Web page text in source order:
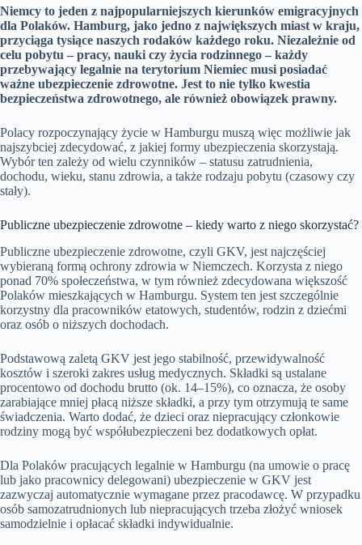
Niemcy to jeden z najpopularniejszych kierunków emigracyjnych
dla Polaków. Hamburg, jako jedno z największych miast w kraju,
przyciąga tysiące naszych rodaków każdego roku. Niezależnie od
celu pobytu – pracy, nauki czy życia rodzinnego – każdy
przebywający legalnie na terytorium Niemiec musi posiadać
ważne ubezpieczenie zdrowotne. Jest to nie tylko kwestia
bezpieczeństwa zdrowotnego, ale również obowiązek prawny.
Polacy rozpoczynający życie w Hamburgu muszą więc możliwie jak
najszybciej zdecydować, z jakiej formy ubezpieczenia skorzystają.
Wybór ten zależy od wielu czynników – statusu zatrudnienia,
dochodu, wieku, stanu zdrowia, a także rodzaju pobytu (czasowy czy
stały).
Publiczne ubezpieczenie zdrowotne – kiedy warto z niego skorzystać?
Publiczne ubezpieczenie zdrowotne, czyli GKV, jest najczęściej
wybieraną formą ochrony zdrowia w Niemczech. Korzysta z niego
ponad 70% społeczeństwa, w tym również zdecydowana większość
Polaków mieszkających w Hamburgu. System ten jest szczególnie
korzystny dla pracowników etatowych, studentów, rodzin z dziećmi
oraz osób o niższych dochodach.
Podstawową zaletą GKV jest jego stabilność, przewidywalność
kosztów i szeroki zakres usług medycznych. Składki są ustalane
procentowo od dochodu brutto (ok. 14–15%), co oznacza, że osoby
zarabiające mniej płacą niższe składki, a przy tym otrzymują te same
świadczenia. Warto dodać, że dzieci oraz niepracujący członkowie
rodziny mogą być współubezpieczeni bez dodatkowych opłat.
Dla Polaków pracujących legalnie w Hamburgu (na umowie o pracę
lub jako pracownicy delegowani) ubezpieczenie w GKV jest
zazwyczaj automatycznie wymagane przez pracodawcę. W przypadku
osób samozatrudnionych lub niepracujących trzeba złożyć wniosek
samodzielnie i opłacać składki indywidualnie.